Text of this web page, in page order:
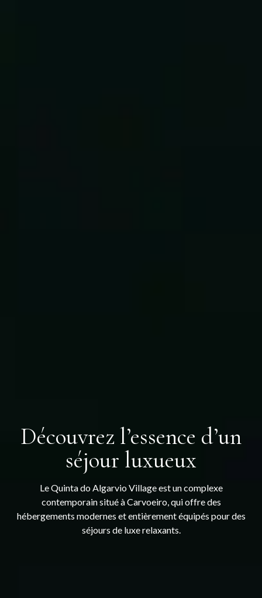
Découvrez l’essence d’un
séjour luxueux
Le Quinta do Algarvio Village est un complexe
contemporain situé à Carvoeiro, qui offre des
hébergements modernes et entièrement équipés pour des
séjours de luxe relaxants.